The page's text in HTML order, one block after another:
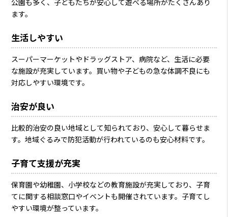
ます。
生活しやすい
スーパーマーケットやドラッグストア、病院など、生活に必要
な施設が充実しています。買い物や子どもの急な体調不良にも
対応しやすい環境です。
治安が良い
比較的治安の良い地域として知られており、安心して暮らせま
す。地域ぐるみで防犯活動が行われているのも安心材料です。
子育て支援が充実
保育園や幼稚園、小学校などの教育施設が充実しており、子育
てに関する相談窓口やイベントも開催されています。子育てし
やすい環境が整っています。